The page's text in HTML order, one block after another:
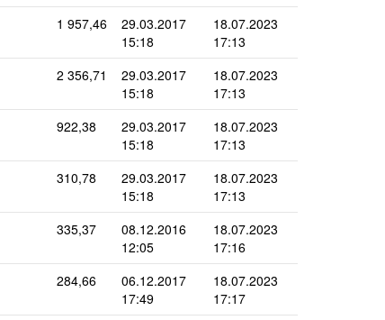
1 957,46
29.03.2017
15:18
18.07.2023
17:13
2 356,71
29.03.2017
15:18
18.07.2023
17:13
922,38
29.03.2017
15:18
18.07.2023
17:13
310,78
29.03.2017
15:18
18.07.2023
17:13
335,37
08.12.2016
12:05
18.07.2023
17:16
284,66
06.12.2017
17:49
18.07.2023
17:17